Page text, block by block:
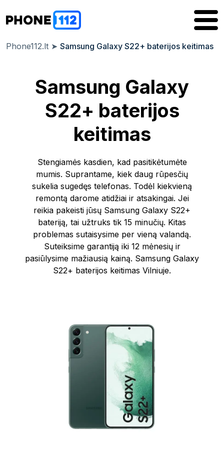
Phone112.lt ➤ Samsung Galaxy S22+ baterijos keitimas
Samsung Galaxy
S22+ baterijos
keitimas
Stengiamės kasdien, kad pasitikėtumėte
mumis. Suprantame, kiek daug rūpesčių
sukelia sugedęs telefonas. Todėl kiekvieną
remontą darome atidžiai ir atsakingai. Jei
reikia pakeisti jūsų Samsung Galaxy S22+
bateriją, tai užtruks tik 15 minučių. Kitas
problemas sutaisysime per vieną valandą.
Suteiksime garantiją iki 12 mėnesių ir
pasiūlysime mažiausią kainą. Samsung Galaxy
S22+ baterijos keitimas Vilniuje.